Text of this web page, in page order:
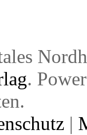
.
|